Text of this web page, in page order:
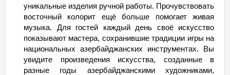
уникальные изделия ручной работы. Прочувствовать
восточный колорит ещё больше помогает живая
музыка. Для гостей каждый день своё искусство
показывают мастера, сохранившие традиции игры на
национальных азербайджанских инструментах. Вы
увидите произведения искусства, созданные в
разные годы азербайджанскими художниками,